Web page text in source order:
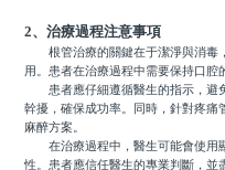
2、治療過程注意事項
根管治療的關鍵在于潔淨與消毒
用。患者在治療過程中需要保持口腔
患者應仔細遵循醫生的指示，避
幹擾，確保成功率。同時，針對疼痛
麻醉方案。
在治療過程中，醫生可能會使用
性。患者應信任醫生的專業判斷，並